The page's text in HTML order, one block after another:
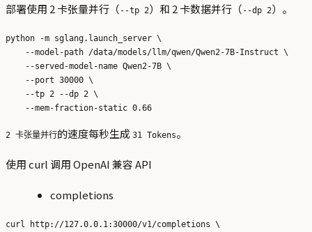
部署使用 2 卡张量并行（ --tp 2）和 2 卡数据并行（ --dp 2）。
python -m sglang.launch_server \
    --model-path /data/models/llm/qwen/Qwen2-7B-Instruct \
    --served-model-name Qwen2-7B \
    --port 30000 \
    --tp 2 --dp 2 \
2 卡张量并行的速度每秒生成 31 Tokens。
使用 curl 调用 OpenAI 兼容 API
completions
curl http://127.0.0.1:30000/v1/completions \